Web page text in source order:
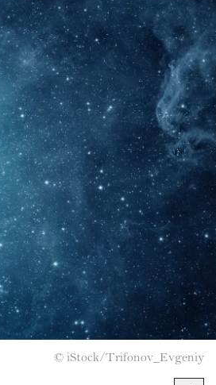
© iStock/Trifonov_Evgeniy